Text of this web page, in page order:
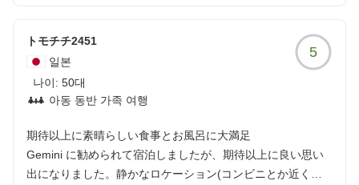
同大変嬉しく思います。
また、スタッフの対応やお食事、当館自慢の温泉などを
ますと幸いです。
マーコ990334 様のご利用を、楽しみにお待ちいたして
おります。
トモチチ2451
일본
나이: 50대
아동 동반 가족 여행
5
期待以上に素晴らしい食事とお風呂に大満足
Gemini に勧められて宿泊しましたが、期待以上に良い思い
出になりました。静かなロケーション(コンビニとか近くに